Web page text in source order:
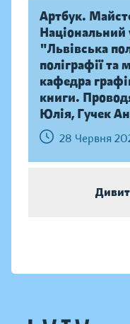
Артбук.
Національний
"Львівська
поліграфії та
кафедра
книги.
Юлія, Гучек
28 Червня